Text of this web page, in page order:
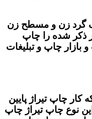
گرد زن و مسطح زن
ذکر شده را چاپ
و بازار چاپ و تبلیغات
کار چاپ تیراژ پایین
نوع چاپ تیراژ چاپ